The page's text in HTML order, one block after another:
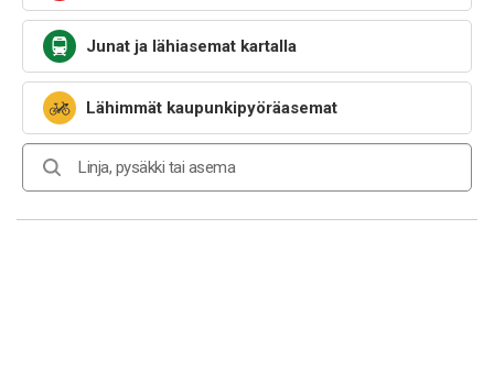
Junat ja lähiasemat kartalla
Lähimmät kaupunkipyöräasemat